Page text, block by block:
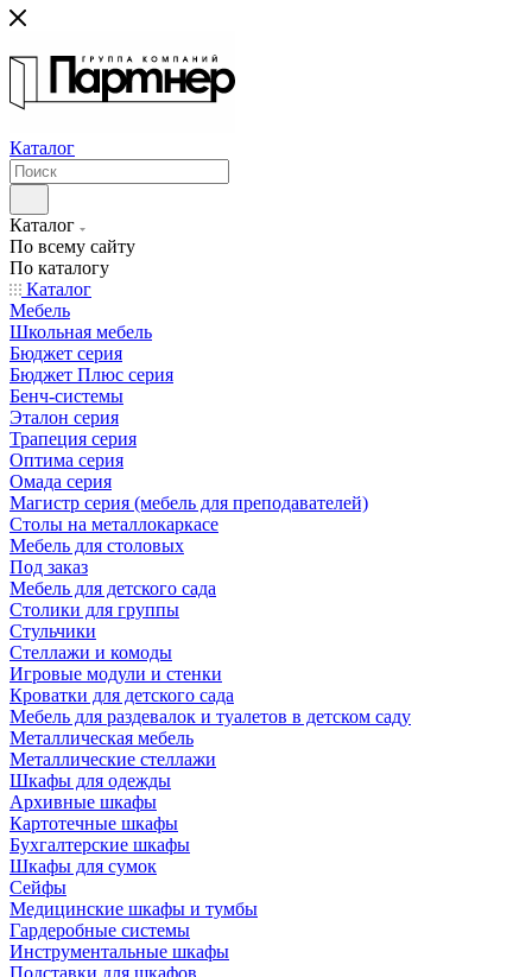
Каталог
Каталог
По всему сайту
По каталогу
Каталог
Мебель
Школьная мебель
Бюджет серия
Бюджет Плюс серия
Бенч-системы
Эталон серия
Трапеция серия
Оптима серия
Омада серия
Магистр серия (мебель для преподавателей)
Столы на металлокаркасе
Мебель для столовых
Под заказ
Мебель для детского сада
Столики для группы
Стульчики
Стеллажи и комоды
Игровые модули и стенки
Кроватки для детского сада
Мебель для раздевалок и туалетов в детском саду
Металлическая мебель
Металлические стеллажи
Шкафы для одежды
Архивные шкафы
Картотечные шкафы
Бухгалтерские шкафы
Шкафы для сумок
Сейфы
Медицинские шкафы и тумбы
Гардеробные системы
Инструментальные шкафы
Подставки для шкафов